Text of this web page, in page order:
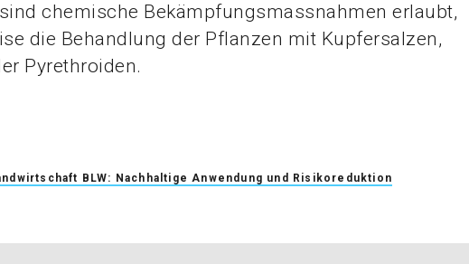
sind chemische Bekämpfungsmassnahmen erlaubt,
die Behandlung der Pflanzen mit Kupfersalzen,
Pyrethroiden.
BLW: Nachhaltige Anwendung und Risikoreduktion